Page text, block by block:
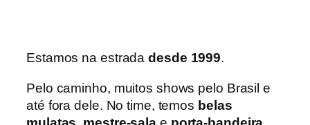
Estamos na estradadesde 1999.
Pelo caminho, muitos shows pelo Brasil e
até fora dele. No time, temos belas